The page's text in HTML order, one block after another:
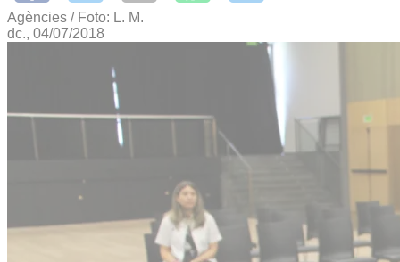
Agències / Foto: L. M.
dc., 04/07/2018